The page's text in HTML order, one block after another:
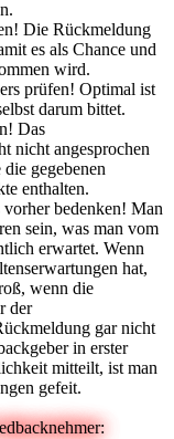
Die Rückmeldung
es als Chance und
wird.
prüfen! Optimal ist
darum bittet.
Das
nicht angesprochen
gegebenen
enthalten.
bedenken! Man
sein, was man vom
erwartet. Wenn
hat,
wenn die
der
gar nicht
in erster
mitteilt, ist man
gefeit.